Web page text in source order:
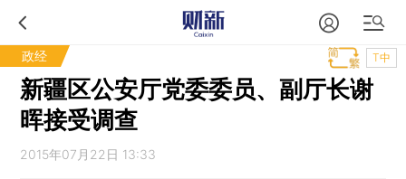
政经 T中
新疆区公安厅党委委员、副厅长谢
晖接受调查
2015年07月22日 13:33